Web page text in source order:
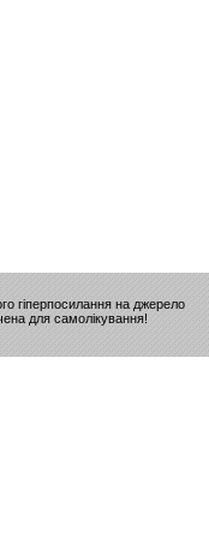
гіперпосилання на джерело
для самолікування!